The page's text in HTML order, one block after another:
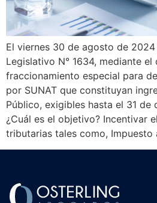
El viernes 30 de agosto de
Legislativo N° 1634, mediante el
fraccionamiento especial para
por SUNAT que constituyan
Público, exigibles hasta el 31 de
¿Cuál es el objetivo? Incentivar
tributarias tales como,